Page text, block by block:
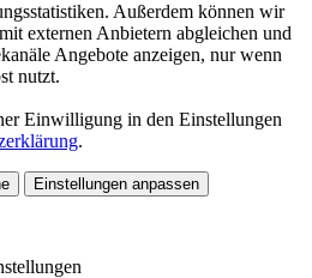
Außerdem können wir
externen Anbietern abgleichen und
Angebote anzeigen, nur wenn
nutzt.
Einwilligung in den Einstellungen
.
Einstellungen anpassen